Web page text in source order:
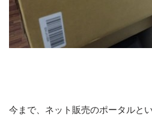
今まで、ネット販売のポータルとい